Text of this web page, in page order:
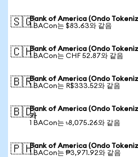
🇸🇬Bank of America (Ondo
1 BACon는 $83.63와 같음
🇨🇭Bank of America (Ondo
1 BACon는 CHF 52.87와 같음
🇧🇷Bank of America (Ondo
1 BACon는 R$333.52와 같음
🇧🇩Bank of America (Ondo
카
1 BACon는 ৳8,075.26와 같음
🇵🇭Bank of America (Ondo
1 BACon는 ₱3,971.92와 같음